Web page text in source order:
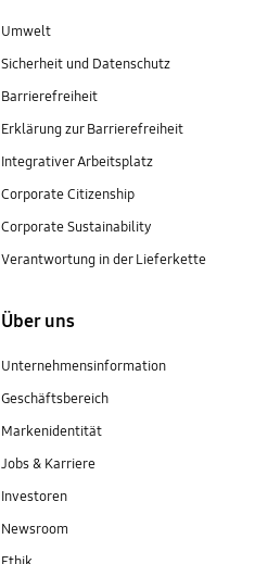
Umwelt
Sicherheit und Datenschutz
Barrierefreiheit
Erklärung zur Barrierefreiheit
Integrativer Arbeitsplatz
Corporate Citizenship
Corporate Sustainability
Verantwortung in der Lieferkette
Über uns
Unternehmensinformation
Geschäftsbereich
Markenidentität
Jobs & Karriere
Investoren
Newsroom